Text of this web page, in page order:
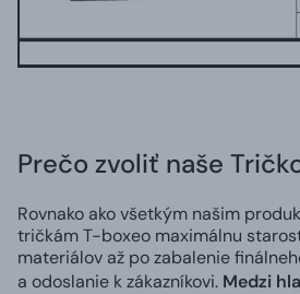
Prečo zvoliť naše
Rovnako ako všetkým našim
tričkám T-boxeo maximálnu
materiálov až po zabalenie
a odoslanie k zákazníkovi. Medzi